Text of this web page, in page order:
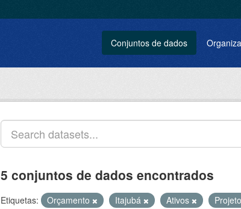
Conjuntos de dados
5 conjuntos de dados encontrados
Etiquetas: Orçamento Itajubá Ativos
Projeto